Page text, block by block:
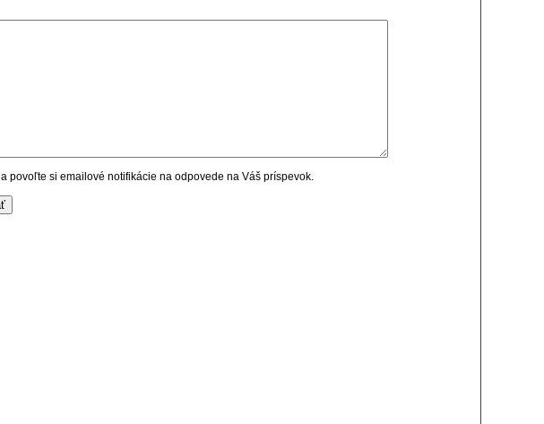
a povoľte si emailové notifikácie na odpovede na Váš príspevok.